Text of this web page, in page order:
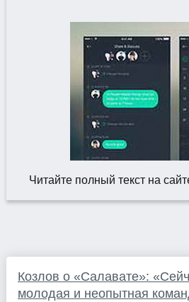
Читайте полный текст на
Козлов о «Салавате»:
молодая и неопытная